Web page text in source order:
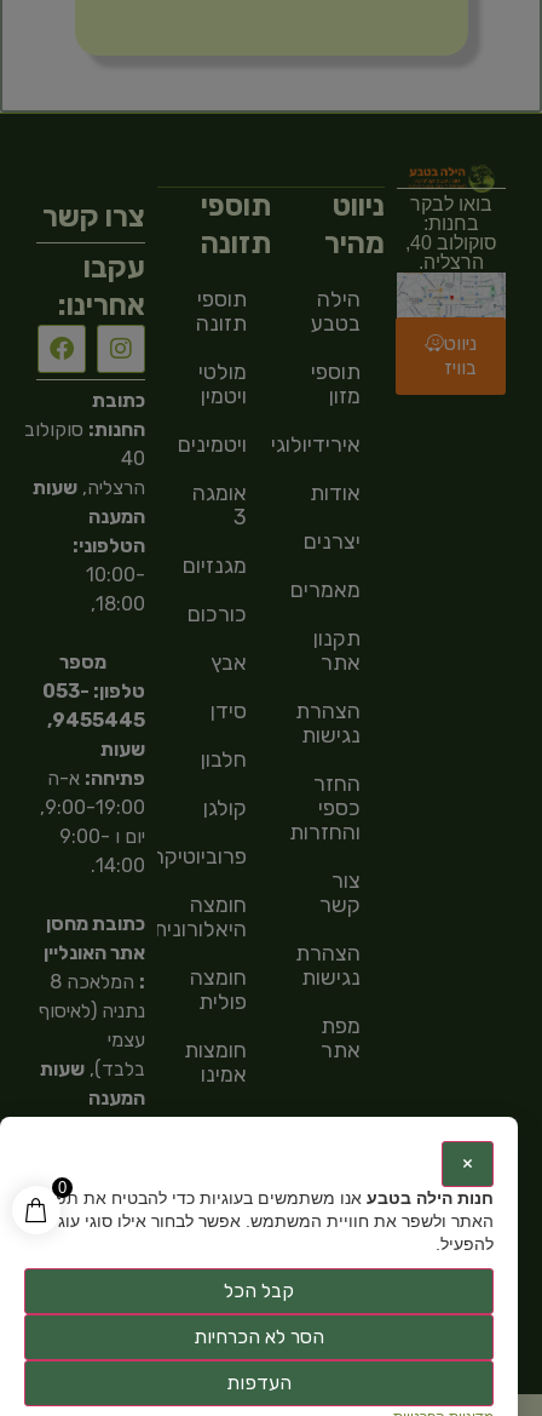
0
בואו לבקר
בחנות:
סוקולוב 40,
הרצליה.
ניווט
בוויז
ניווט
מהיר
הילה
בטבע
תוספי
מזון
אירידיולוגיה
אודות
יצרנים
מאמרים
תקנון
אתר
הצהרת
נגישות
החזר
כספי
והחזרות
צור
קשר
הצהרת
נגישות
מפת
אתר
תוספי
תזונה
תוספי
תזונה
מולטי
ויטמין
ויטמינים
אומגה
3
מגנזיום
כורכום
אבץ
סידן
חלבון
קולגן
פרוביוטיקה
חומצה
היאלורונית
חומצה
פולית
חומצות
אמינו
חומצות
צרו קשר
עקבו
אחרינו:
כתובת
החנות: סוקולוב
40
הרצליה,שעות
המענה
הטלפוני:
10:00-
18:00,
מספר
טלפון: 053-
9455445,
שעות
פתיחה: א-ה
9:00-19:00,
יום ו 9:00-
14:00.
כתובת מחסן
אתר האונליין
:
המלאכה 8
נתניה (לאיסוף
עצמי
בלבד),שעות
המענה
מספר
טלפון: 054-
פתיחה:א-ה
×
חנות הילה בטבע אנו משתמשים בעוגיות כדי להבטיח את תפקוד
האתר ולשפר את חוויית המשתמש. אפשר לבחור אילו סוגי עוגיות
להפעיל.
קבל הכל
הסר לא הכרחיות
העדפות